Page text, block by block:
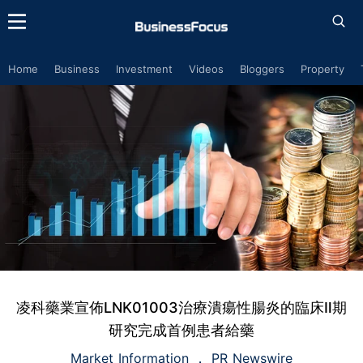
Home Business Investment Videos Bloggers Property
凌科藥業宣佈LNK01003治療潰瘍性腸炎的臨床Ⅱ期
研究完成首例患者給藥
Market Information PR Newswire